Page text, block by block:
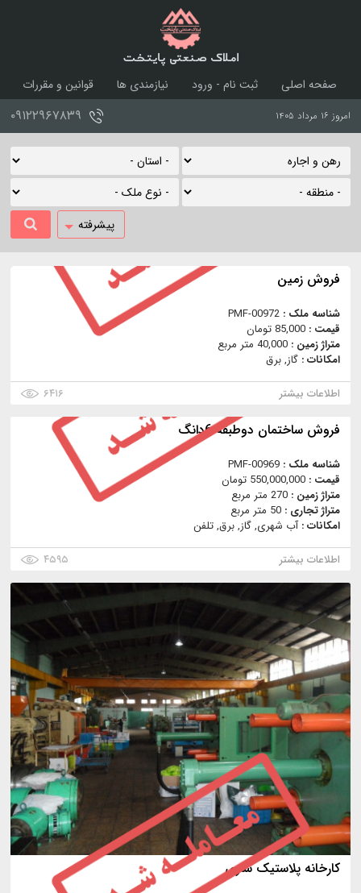
املاک صنعتی پایتخت
صفحه اصلی ثبت نام - ورود نیازمندی ها
قوانین و مقررات
امروز ۱۶ مرداد ۱۴۰۵ ۰۹۱۲۲۹۶۷۸۳۹
پیشرفته
فروش زمین
شناسه ملک : PMF-00972
قیمت : 85,000 تومان
متراژ زمین : 40,000 متر مربع
امکانات : گاز, برق
اطلاعات بیشتر
۶۴۱۶
فروش ساختمان دوطبقه 6دانگ
شناسه ملک : PMF-00969
قیمت : 550,000,000 تومان
متراژ زمین : 270 متر مربع
متراژ تجاری : 50 متر مربع
امکانات :آب شهری, گاز, برق, تلفن
اطلاعات بیشتر
۴۵۹۵
کارخانه پلاستیک سازی